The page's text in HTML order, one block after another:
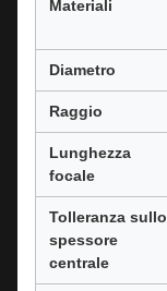
Materiali
Diametro
Raggio
Lunghezza
focale
Tolleranza sullo
spessore
centrale